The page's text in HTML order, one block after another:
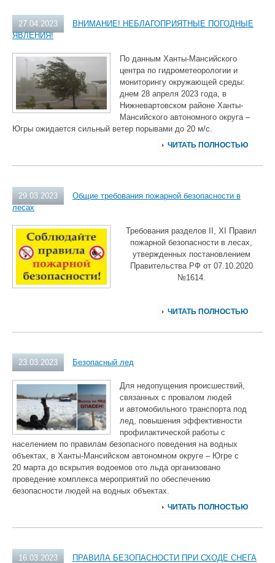
27.04.2023
ВНИМАНИЕ! НЕБЛАГОПРИЯТНЫЕ ПОГОДНЫЕ
ЯВЛЕНИЯ!
По данным Ханты-Мансийского
центра по гидрометеорологии и
мониторингу окружающей среды:
днем 28 апреля 2023 года, в
Нижневартовском районе Ханты-
Мансийского автономного округа –
Югры ожидается сильный ветер порывами до 20 м/с.
ЧИТАТЬ ПОЛНОСТЬЮ
29.03.2023
Общие требования пожарной безопасности в
лесах
Требования разделов II, XI Правил
пожарной безопасности в лесах,
утвержденных постановлением
Правительства РФ от 07.10.2020
№1614.
ЧИТАТЬ ПОЛНОСТЬЮ
23.03.2023 Безопасный лед
Для недопущения происшествий,
связанных с провалом людей
и автомобильного транспорта под
лед, повышения эффективности
профилактической работы с
населением по правилам безопасного поведения на водных
объектах, в Ханты-Мансийском автономном округе – Югре с
20 марта до вскрытия водоемов ото льда организовано
проведение комплекса мероприятий по обеспечению
безопасности людей на водных объектах.
ЧИТАТЬ ПОЛНОСТЬЮ
16.03.2023
ПРАВИЛА БЕЗОПАСНОСТИ ПРИ СХОДЕ СНЕГА